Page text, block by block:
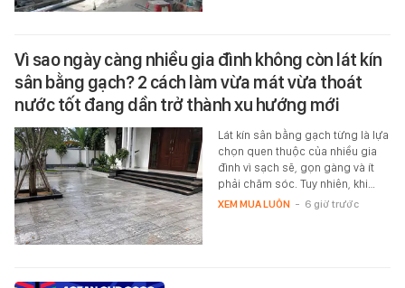
Vì sao ngày càng nhiều gia đình không còn lát kín
sân bằng gạch? 2 cách làm vừa mát vừa thoát
nước tốt đang dần trở thành xu hướng mới
Lát kín sân bằng gạch từng là lựa
chọn quen thuộc của nhiều gia
đình vì sạch sẽ, gọn gàng và ít
phải chăm sóc. Tuy nhiên, khi…
XEM MUA LUÔN - 6 giờ trước